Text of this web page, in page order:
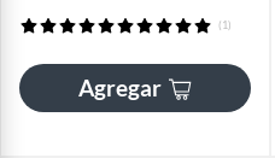
(1)
Agregar